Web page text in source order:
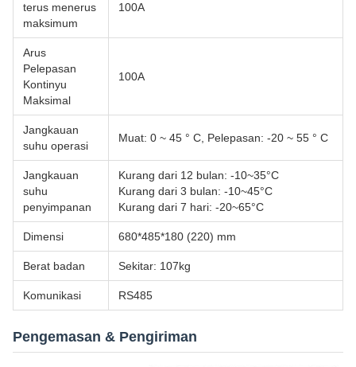
terus menerus
maksimum
100A
Arus
Pelepasan
Kontinyu
Maksimal
100A
Jangkauan
suhu operasi
Muat: 0 ~ 45 ° C, Pelepasan: -20 ~ 55 ° C
Jangkauan
suhu
penyimpanan
Kurang dari 12 bulan: -10~35°C
Kurang dari 3 bulan: -10~45°C
Kurang dari 7 hari: -20~65°C
Dimensi 680*485*180 (220) mm
Berat badan Sekitar: 107kg
Komunikasi RS485
Pengemasan & Pengiriman